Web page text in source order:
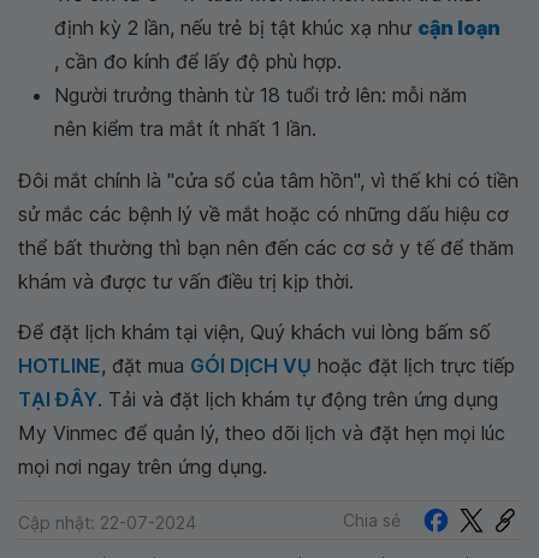
định kỳ 2 lần, nếu trẻ bị tật khúc xạ như cận loạn
, cần đo kính để lấy độ phù hợp.
Người trưởng thành từ 18 tuổi trở lên: mỗi năm
nên kiểm tra mắt ít nhất 1 lần.
Đôi mắt chính là "cửa sổ của tâm hồn", vì thế khi có tiền
sử mắc các bệnh lý về mắt hoặc có những dấu hiệu cơ
thể bất thường thì bạn nên đến các cơ sở y tế để thăm
khám và được tư vấn điều trị kịp thời.
Để đặt lịch khám tại viện, Quý khách vui lòng bấm số
HOTLINE, đặt mua GÓI DỊCH VỤ hoặc đặt lịch trực tiếp
TẠI ĐÂY. Tải và đặt lịch khám tự động trên ứng dụng
My Vinmec để quản lý, theo dõi lịch và đặt hẹn mọi lúc
mọi nơi ngay trên ứng dụng.
Cập nhật: 22-07-2024 Chia sẻ